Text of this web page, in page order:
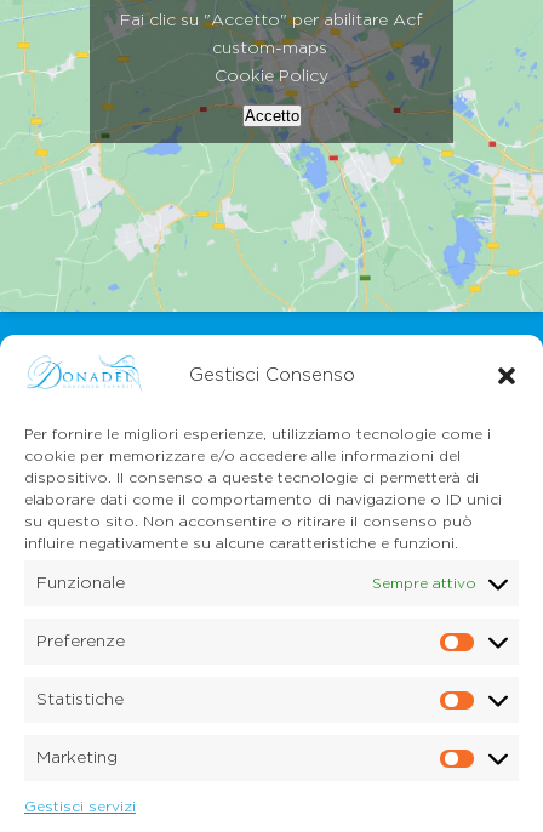
Gestisci Consenso
Per fornire le migliori esperienze, utilizziamo tecnologie come i
cookie per memorizzare e/o accedere alle informazioni del
dispositivo. Il consenso a queste tecnologie ci permetterà di
elaborare dati come il comportamento di navigazione o ID unici
su questo sito. Non acconsentire o ritirare il consenso può
influire negativamente su alcune caratteristiche e funzioni.
Funzionale Sempre attivo
Preferenze
Statistiche
Marketing
Gestisci servizi
Fai clic su "Accetto" per abilitare Acf
custom-maps
Cookie Policy
Accetto
CONTATTI
Mail:info@onoranzefunebridonadel.it
Cell.336 200212
Cell.349 3056496